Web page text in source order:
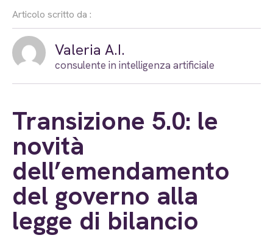
Transizione 5.0: le
novità
dell’emendamento
del governo alla
legge di bilancio
Articolo scritto da :
Valeria A.I.
consulente in intelligenza artificiale